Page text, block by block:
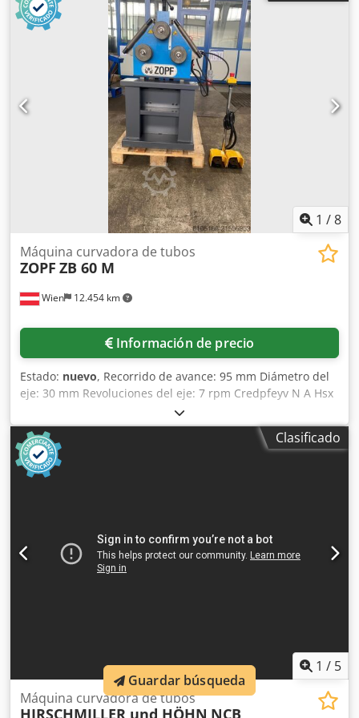
1 /8
Wien 12.454 km
Máquina curvadora de tubos
ZOPF ZB 60 M
Información de precio
Estado: nuevo, Recorrido de avance: 95 mm Diámetro del
eje: 30 mm Revoluciones del eje: 7 rpm Credpfeyv N A Hsx
Aitef Diámetro de los rodillos: 132 mm Potencia: 0,75 kW
Peso: 220 kg Dimensiones LxAnxAl: 530x900x660 mm
Equipamiento/Accesorios: - Dos rodillos accionados con
superficie estriada - Ajuste manual del rodillo superior -
Posición de trabajo horizontal y vertical (con soporte
Adecuado para el curvado de distintos perfiles, por
ejemplo, pletina, perfiles en T, material macizo, etc.
Clasificado
1 / 5
Máquina curvadora de tubos
Guardar búsqueda